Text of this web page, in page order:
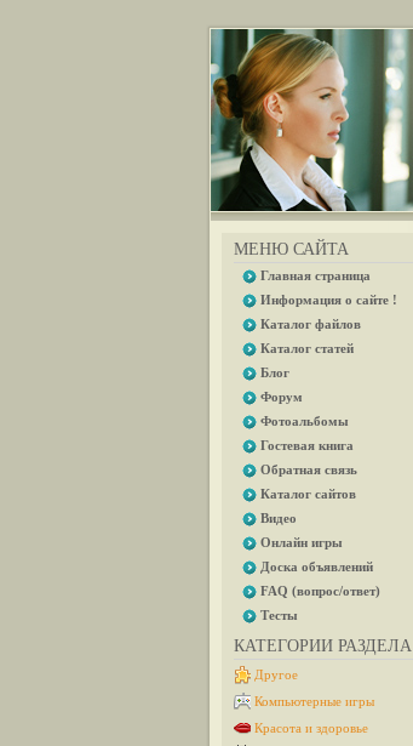
МЕНЮ САЙТА
Главная страница
Информация о сайте !
Каталог файлов
Каталог статей
Блог
Форум
Фотоальбомы
Гостевая книга
Обратная связь
Каталог сайтов
Видео
Онлайн игры
Доска объявлений
FAQ (вопрос/ответ)
Тесты
КАТЕГОРИИ РАЗДЕЛА
Другое
Компьютерные игры
Красота и здоровье